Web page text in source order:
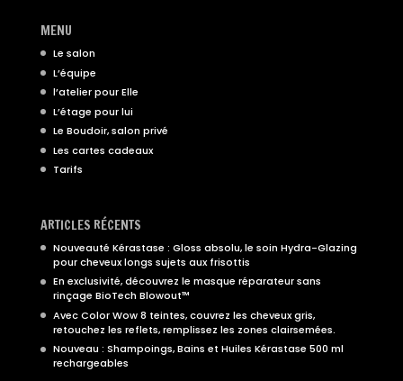
MENU
Le salon
L’équipe
l’atelier pour Elle
L’étage pour lui
Le Boudoir, salon privé
Les cartes cadeaux
Tarifs
ARTICLES RÉCENTS
Nouveauté Kérastase : Gloss absolu, le soin Hydra-Glazing
pour cheveux longs sujets aux frisottis
En exclusivité, découvrez le masque réparateur sans
rinçage BioTech Blowout™
Avec Color Wow 8 teintes, couvrez les cheveux gris,
retouchez les reflets, remplissez les zones clairsemées.
Nouveau : Shampoings, Bains et Huiles Kérastase 500 ml
rechargeables